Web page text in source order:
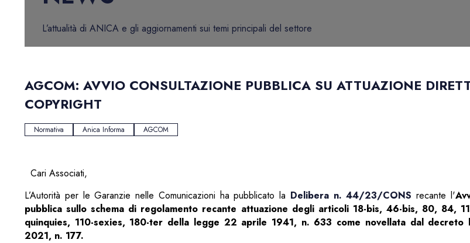
L’attualità di ANICA e gli aggiornamenti sui temi principali del settore
AGCOM: AVVIO CONSULTAZIONE PUBBLICA SU ATTUAZIONE
COPYRIGHT
Normativa Anica Informa AGCOM
Cari Associati,
L’Autorità per le Garanzie nelle Comunicazioni ha pubblicato la Delibera n. 44/23/CONS recante l'
pubblica sullo schema di regolamento recante attuazione degli articoli 18-bis, 46-bis, 80, 84,
quinquies, 110-sexies, 180-ter della legge 22 aprile 1941, n. 633 come novellata dal decreto
2021, n. 177.